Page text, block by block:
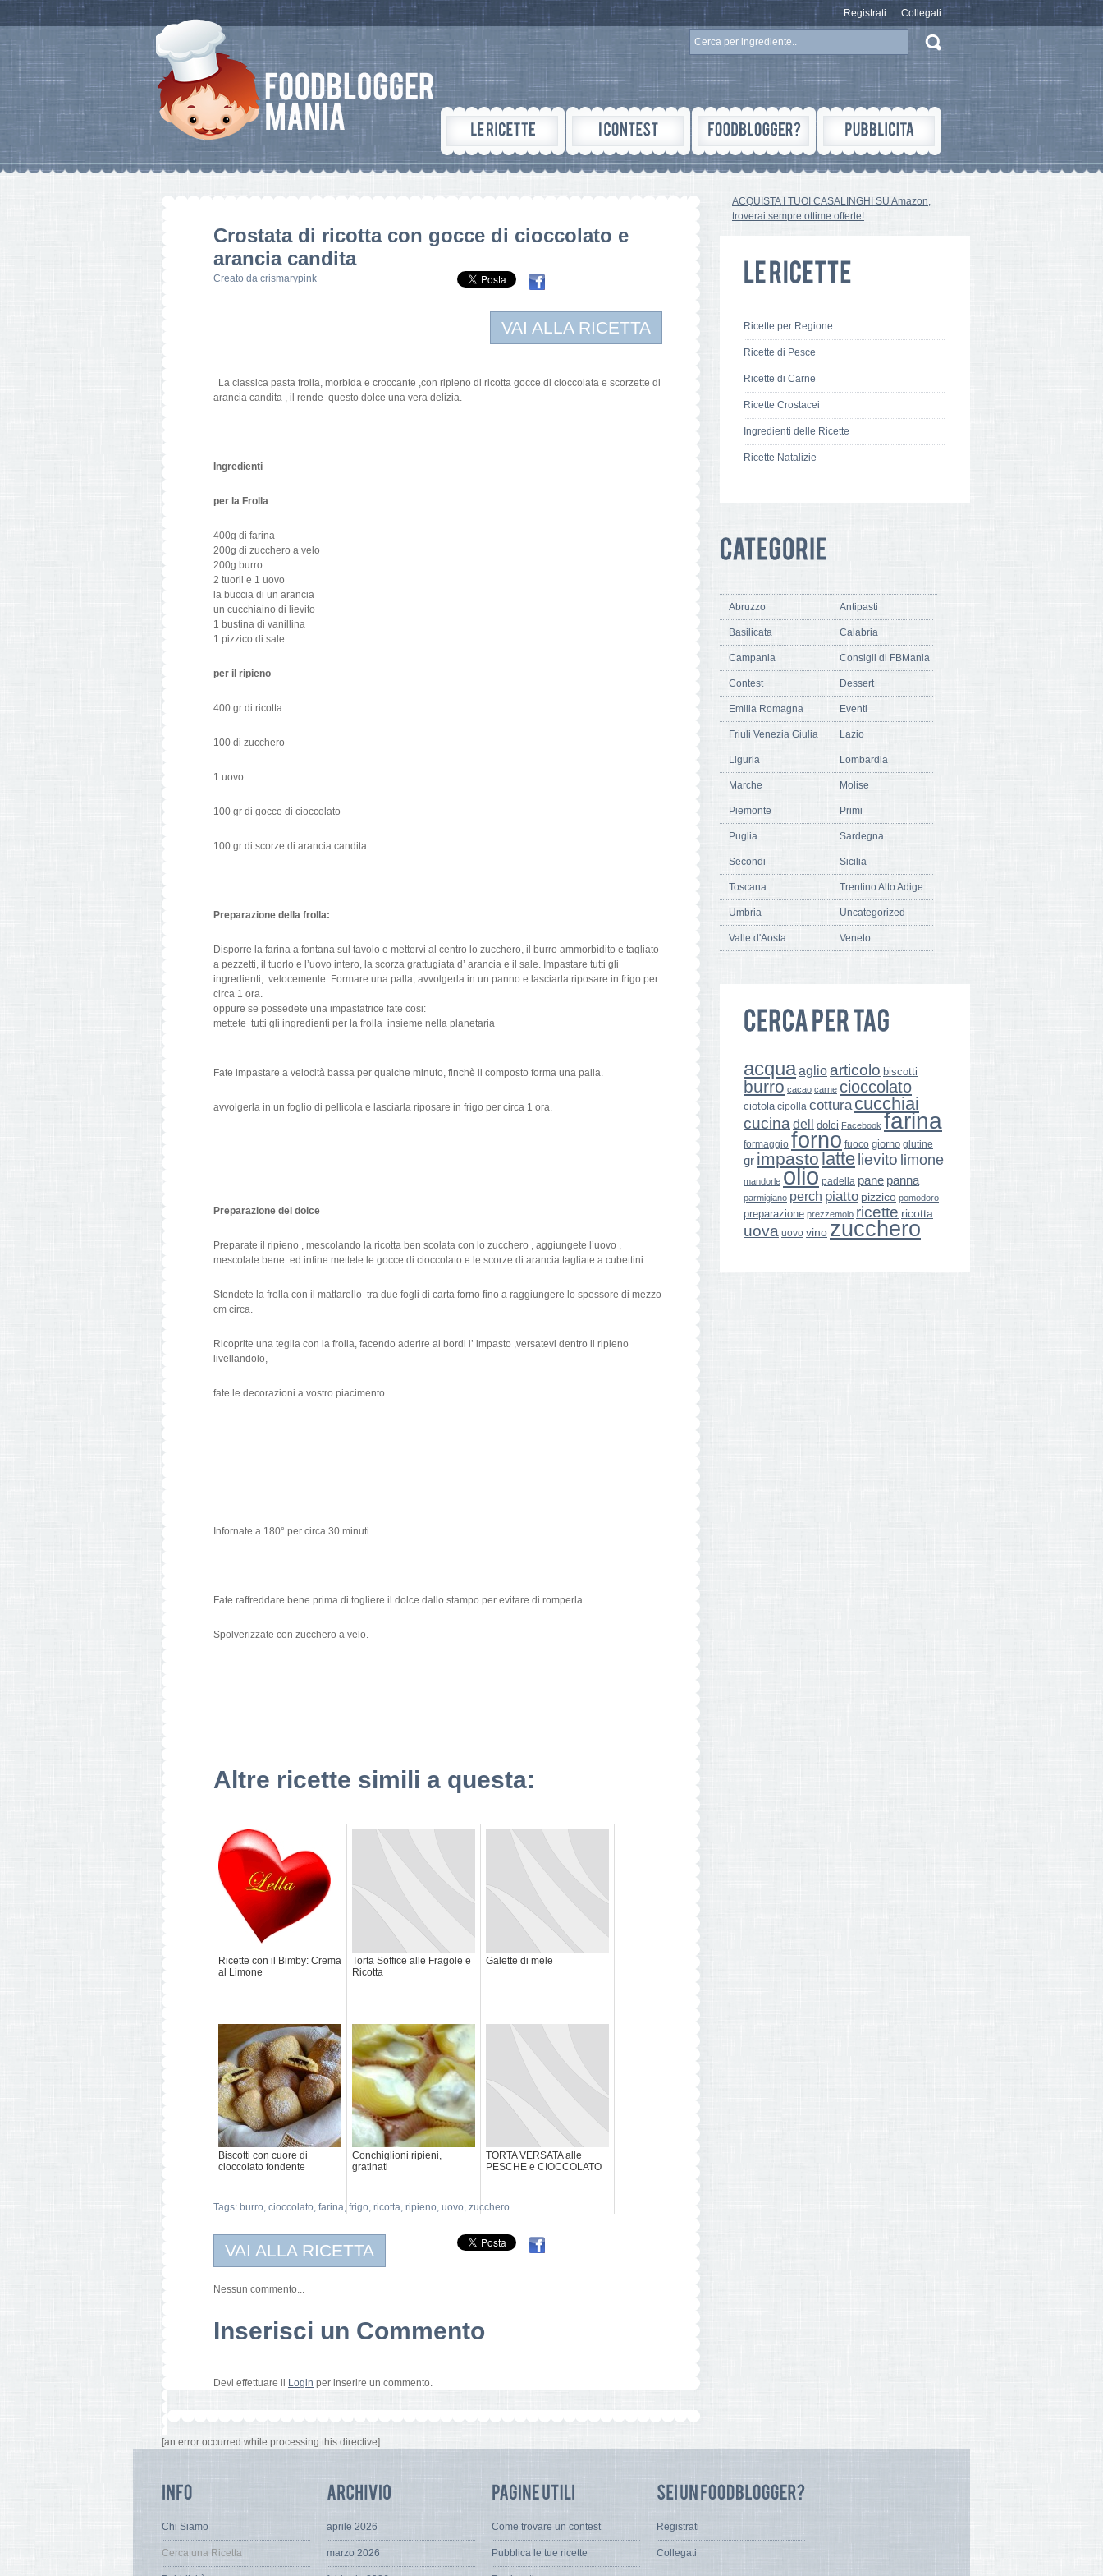
Registrati Collegati
Crostata di ricotta con gocce di cioccolato e
arancia candita
Creato da crismarypink
VAI ALLA RICETTA
La classica pasta frolla, morbida e croccante ,con ripieno di ricotta gocce di cioccolata e scorzette di
arancia candita , il rende questo dolce una vera delizia.
Ingredienti
per la Frolla
400g di farina
200g di zucchero a velo
200g burro
2 tuorli e 1 uovo
la buccia di un arancia
un cucchiaino di lievito
1 bustina di vanillina
1 pizzico di sale
per il ripieno
400 gr di ricotta
100 di zucchero
1 uovo
100 gr di gocce di cioccolato
100 gr di scorze di arancia candita
Preparazione della frolla:
Disporre la farina a fontana sul tavolo e mettervi al centro lo zucchero, il burro ammorbidito e tagliato
a pezzetti, il tuorlo e l’uovo intero, la scorza grattugiata d’ arancia e il sale. Impastare tutti gli
ingredienti, velocemente. Formare una palla, avvolgerla in un panno e lasciarla riposare in frigo per
circa 1 ora.
oppure se possedete una impastatrice fate cosi:
mettete tutti gli ingredienti per la frolla insieme nella planetaria
Fate impastare a velocità bassa per qualche minuto, finchè il composto forma una palla.
avvolgerla in un foglio di pellicola e lasciarla riposare in frigo per circa 1 ora.
Preparazione del dolce
Preparate il ripieno , mescolando la ricotta ben scolata con lo zucchero , aggiungete l’uovo ,
mescolate bene ed infine mettete le gocce di cioccolato e le scorze di arancia tagliate a cubettini.
Stendete la frolla con il mattarello tra due fogli di carta forno fino a raggiungere lo spessore di mezzo
cm circa.
Ricoprite una teglia con la frolla, facendo aderire ai bordi l’ impasto ,versatevi dentro il ripieno
livellandolo,
fate le decorazioni a vostro piacimento.
Infornate a 180° per circa 30 minuti.
Fate raffreddare bene prima di togliere il dolce dallo stampo per evitare di romperla.
Spolverizzate con zucchero a velo.
Altre ricette simili a questa:
Ricette con il Bimby: Crema
al Limone
Torta Soffice alle Fragole e
Ricotta
Galette di mele
Biscotti con cuore di
cioccolato fondente
Conchiglioni ripieni,
gratinati
TORTA VERSATA alle
PESCHE e CIOCCOLATO
Tags: burro, cioccolato, farina, frigo, ricotta, ripieno, uovo, zucchero
VAI ALLA RICETTA
Nessun commento...
Inserisci un Commento
Devi effettuare il Login per inserire un commento.
[an error occurred while processing this directive]
ACQUISTA I TUOI CASALINGHI SU Amazon,
troverai sempre ottime offerte!
Ricette per Regione
Ricette di Pesce
Ricette di Carne
Ricette Crostacei
Ingredienti delle Ricette
Ricette Natalizie
Abruzzo Antipasti
Basilicata Calabria
Campania Consigli di FBMania
Contest Dessert
Emilia Romagna Eventi
Friuli Venezia Giulia Lazio
Liguria Lombardia
Marche Molise
Piemonte Primi
Puglia Sardegna
Secondi Sicilia
Toscana Trentino Alto Adige
Umbria Uncategorized
Valle d'Aosta Veneto
acquaaglio articolo biscotti
burro cacao carne cioccolato
ciotola cipolla cottura cucchiai
cucina dell dolci Facebook farina
formaggio forno fuoco giorno glutine
gr impasto latte lievito limone
mandorle olio padella pane panna
parmigiano perch piatto pizzico pomodoro
preparazione prezzemolo ricette ricotta
uova uovo vino zucchero
Chi Siamo
Cerca una Ricetta
aprile 2026
marzo 2026
Come trovare un contest
Pubblica le tue ricette
Registrati
Collegati